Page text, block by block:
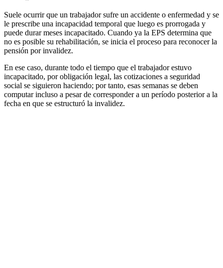
Suele ocurrir que un trabajador sufre un accidente o enfermedad y se
le prescribe una incapacidad temporal que luego es prorrogada y
puede durar meses incapacitado. Cuando ya la EPS determina que
no es posible su rehabilitación, se inicia el proceso para reconocer la
pensión por invalidez.
En ese caso, durante todo el tiempo que el trabajador estuvo
incapacitado, por obligación legal, las cotizaciones a seguridad
social se siguieron haciendo; por tanto, esas semanas se deben
computar incluso a pesar de corresponder a un período posterior a la
fecha en que se estructuró la invalidez.